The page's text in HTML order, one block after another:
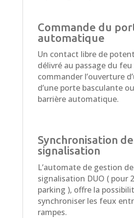
Commande du
automatique
Un contact libre de
délivré au passage du
commander l’ouverture
d’une porte basculante
barrière automatique.
Synchronisation
signalisation
L’automate de gestion
signalisation DUO ( pour
parking ), offre la
synchroniser les feux
rampes.